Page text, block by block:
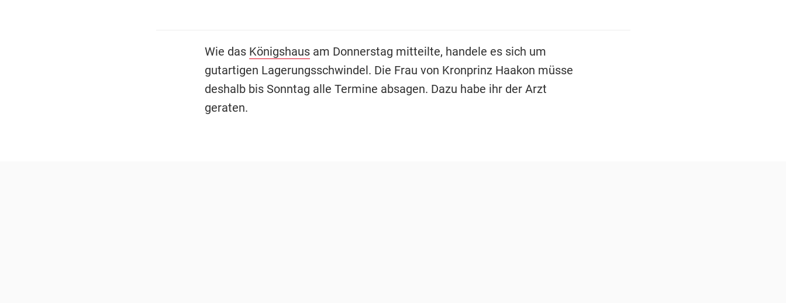
Wie das Königshausam Donnerstag mitteilte, handele es sich um
gutartigen Lagerungsschwindel. Die Frau von Kronprinz Haakon müsse
deshalb bis Sonntag alle Termine absagen. Dazu habe ihr der Arzt
geraten.